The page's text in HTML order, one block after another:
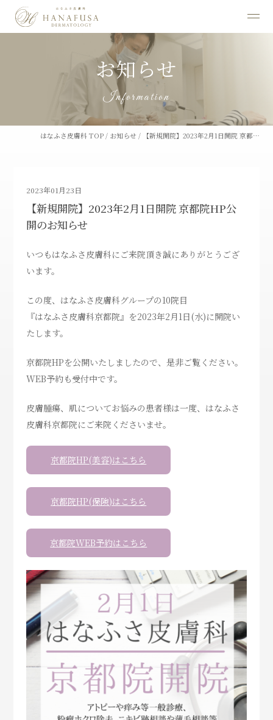
お知らせ
Information
はなふさ皮膚科 TOP / お知らせ / 【新規開院】2023年2月1日開院 京都…
2023年01月23日
【新規開院】2023年2月1日開院 京都院HP公
開のお知らせ
いつもはなふさ皮膚科にご来院頂き誠にありがとうござ
います。
この度、はなふさ皮膚科グループの10院目
『はなふさ皮膚科京都院』を2023年2月1日(水)に開院い
たします。
京都院HPを公開いたしましたので、是非ご覧ください。
WEB予約も受付中です。
皮膚腫瘍、肌についてお悩みの患者様は一度、はなふさ
皮膚科京都院にご来院くださいませ。
京都院HP(美容)はこちら
京都院HP(保険)はこちら
京都院WEB予約はこちら